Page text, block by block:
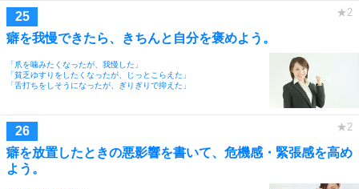
癖を我慢できたら、きちんと自分を褒めよう。
「爪を噛みたくなったが、我慢した」
「貧乏ゆすりをしたくなったが、じっとこらえた」
「舌打ちをしそうになったが、ぎりぎりで抑えた」
癖を放置したときの悪影響を書いて、危機感・緊張感を高め
よう。